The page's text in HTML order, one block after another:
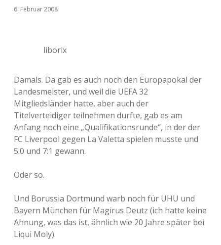
6. Februar 2008
liborix
Damals. Da gab es auch noch den Europapokal der
Landesmeister, und weil die UEFA 32
Mitgliedsländer hatte, aber auch der
Titelverteidiger teilnehmen durfte, gab es am
Anfang noch eine „Qualifikationsrunde“, in der der
FC Liverpool gegen La Valetta spielen musste und
5:0 und 7:1 gewann.
Oder so.
Und Borussia Dortmund warb noch für UHU und
Bayern München für Magirus Deutz (ich hatte keine
Ahnung, was das ist, ähnlich wie 20 Jahre später bei
Liqui Moly).